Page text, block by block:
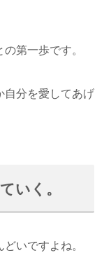
第一歩です。
自分を愛してあげ
いく。
いですよね。